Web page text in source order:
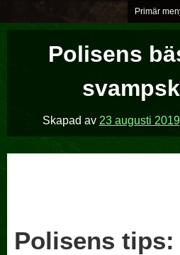
över
Primär
Polisens
Skapad av 23 augusti 2019
Polisens tips: